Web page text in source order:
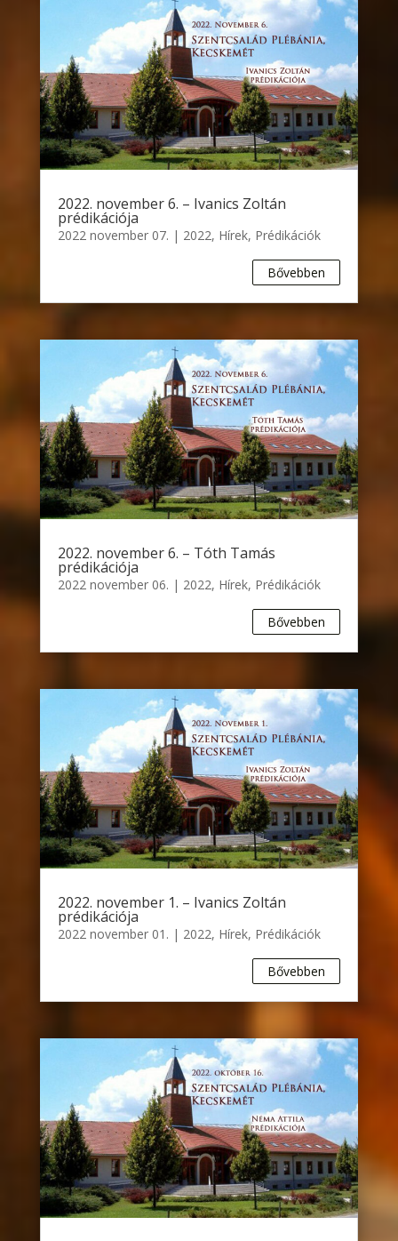
2022. november 6. – Ivanics Zoltán
prédikációja
2022 november 07. | 2022, Hírek, Prédikációk
Bővebben
2022. november 6. – Tóth Tamás
prédikációja
2022 november 06. | 2022, Hírek, Prédikációk
Bővebben
2022. november 1. – Ivanics Zoltán
prédikációja
2022 november 01. | 2022, Hírek, Prédikációk
Bővebben